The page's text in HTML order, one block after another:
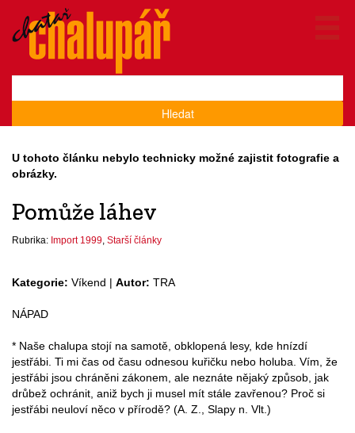
Hledat
U tohoto článku nebylo technicky možné zajistit fotografie a
obrázky.
Pomůže láhev
Rubrika: Import 1999 Starší články
Kategorie: Víkend | Autor: TRA
NÁPAD
* Naše chalupa stojí na samotě, obklopená lesy, kde hnízdí
jestřábi. Ti mi čas od času odnesou kuřičku nebo holuba. Vím, že
jestřábi jsou chráněni zákonem, ale neznáte nějaký způsob, jak
drůbež ochránit, aniž bych ji musel mít stále zavřenou? Proč si
jestřábi neuloví něco v přírodě? (A. Z., Slapy n. Vlt.)